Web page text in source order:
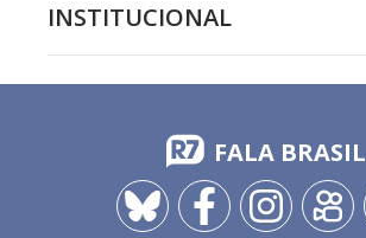
INSTITUCIONAL
FALA BRASIL